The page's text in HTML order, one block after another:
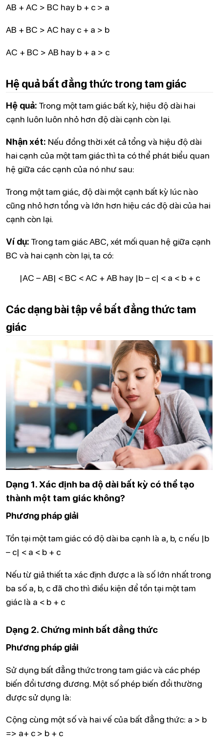
AB + AC > BC hay b + c > a
AB + BC > AC hay c + a > b
AC + BC > AB hay b + a > c
Hệ quả bất đẳng thức trong tam giác
Hệ quả: Trong một tam giác bất kỳ, hiệu độ dài hai
cạnh luôn luôn nhỏ hơn độ dài cạnh còn lại.
Nhận xét: Nếu đồng thời xét cả tổng và hiệu độ dài
hai cạnh của một tam giác thì ta có thể phát biểu quan
hệ giữa các cạnh của nó như sau:
Trong một tam giác, độ dài một cạnh bất kỳ lúc nào
cũng nhỏ hơn tổng và lớn hơn hiệu các độ dài của hai
cạnh còn lại.
Ví dụ: Trong tam giác ABC, xét mối quan hệ giữa cạnh
BC và hai cạnh còn lại, ta có:
|AC – AB| < BC < AC + AB hay |b – c| < a < b + c
Các dạng bài tập về bất đẳng thức tam
giác
Dạng 1. Xác định ba độ dài bất kỳ có thể tạo
thành một tam giác không?
Phương pháp giải
Tồn tại một tam giác có độ dài ba cạnh là a, b, c nếu |b
– c| < a < b + c
Nếu từ giả thiết ta xác định được a là số lớn nhất trong
ba số a, b, c đã cho thì điều kiện để tồn tại một tam
giác là a < b + c
Dạng 2. Chứng minh bất đẳng thức
Phương pháp giải
Sử dụng bất đẳng thức trong tam giác và các phép
biến đổi tương đương. Một số phép biến đổi thường
được sử dụng là:
Cộng cùng một số và hai vế của bất đẳng thức: a > b
=> a+ c > b + c